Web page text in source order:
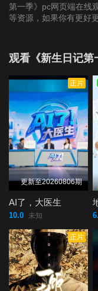
第一季》pc网页端在线
等资源，如果你有更好
观看《新生日记第
正片
更新至20260806期
AI了，大医生
10.0 未知
正片